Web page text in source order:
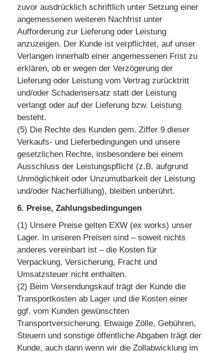
zuvor ausdrücklich schriftlich unter Setzung einer
angemessenen weiteren Nachfrist unter
Aufforderung zur Lieferung oder Leistung
anzuzeigen. Der Kunde ist verpflichtet, auf unser
Verlangen innerhalb einer angemessenen Frist zu
erklären, ob er wegen der Verzögerung der
Lieferung oder Leistung vom Vertrag zurücktritt
und/oder Schadensersatz statt der Leistung
verlangt oder auf der Lieferung bzw. Leistung
besteht.
(5) Die Rechte des Kunden gem. Ziffer 9 dieser
Verkaufs- und Lieferbedingungen und unsere
gesetzlichen Rechte, insbesondere bei einem
Ausschluss der Leistungspflicht (z.B. aufgrund
Unmöglichkeit oder Unzumutbarkeit der Leistung
und/oder Nacherfüllung), bleiben unberührt.
6. Preise, Zahlungsbedingungen
(1) Unsere Preise gelten EXW (ex works) unser
Lager. In unseren Preisen sind – soweit nichts
anderes vereinbart ist – die Kosten für
Verpackung, Versicherung, Fracht und
Umsatzsteuer nicht enthalten.
(2) Beim Versendungskauf trägt der Kunde die
Transportkosten ab Lager und die Kosten einer
ggf. vom Kunden gewünschten
Transportversicherung. Etwaige Zölle, Gebühren,
Steuern und sonstige öffentliche Abgaben trägt der
Kunde, auch dann wenn wir die Zollabwicklung im